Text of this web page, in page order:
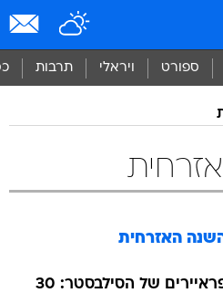
ספורט ויראלי תרבות
האזרחית
הפראיירים של הסילבסטר: 30